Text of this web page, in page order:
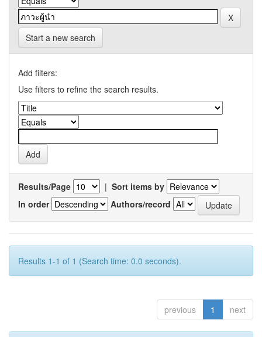
Start a new search
Add filters:
Use filters to refine the search results.
Results/Page | Sort items by
In order
Authors/record
Results 1-1 of 1 (Search time: 0.0 seconds).
previous 1 next